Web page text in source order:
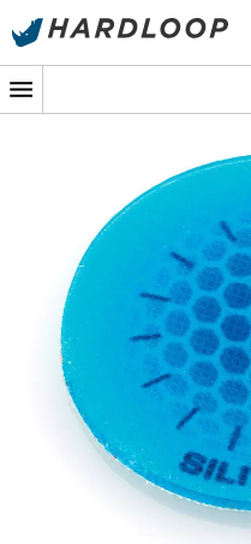
Letní akce 🔥 -5 %